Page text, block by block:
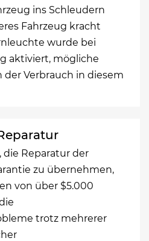
ins Schleudern
Fahrzeug kracht
wurde bei
aktiviert, mögliche
der Verbrauch in diesem
die Reparatur der
zu übernehmen,
von über $5.000
trotz mehrerer